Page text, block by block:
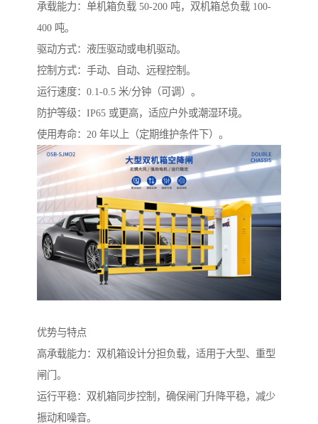
承载能力：单机箱负载 50-200 吨，双机箱总负载 100-
400 吨。
驱动方式：液压驱动或电机驱动。
控制方式：手动、自动、远程控制。
运行速度：0.1-0.5 米/分钟（可调）。
防护等级：IP65 或更高，适应户外或潮湿环境。
使用寿命：20 年以上（定期维护条件下）。
优势与特点
高承载能力：双机箱设计分担负载，适用于大型、重型
闸门。
运行平稳：双机箱同步控制，确保闸门升降平稳，减少
振动和噪音。